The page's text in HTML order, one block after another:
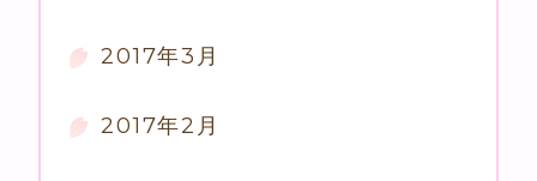
2017年3月
2017年2月